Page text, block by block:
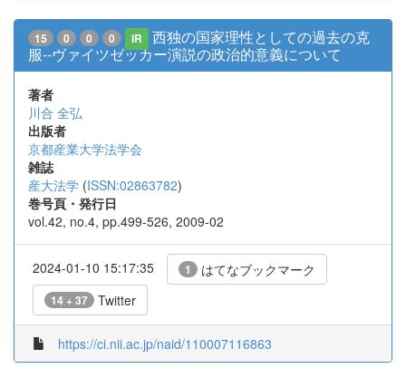
15 0 0 0 IR
西独の国家理性としての過去の克
服--ヴァイツゼッカー演説の政治的意義について
著者
川合 全弘
出版者
京都産業大学法学会
雑誌
産大法学 (ISSN:02863782)
巻号頁・発行日
vol.42, no.4, pp.499-526, 2009-02
2024-01-10 15:17:35 1 はてなブックマーク
14 + 37 Twitter
https://ci.nii.ac.jp/naid/110007116863